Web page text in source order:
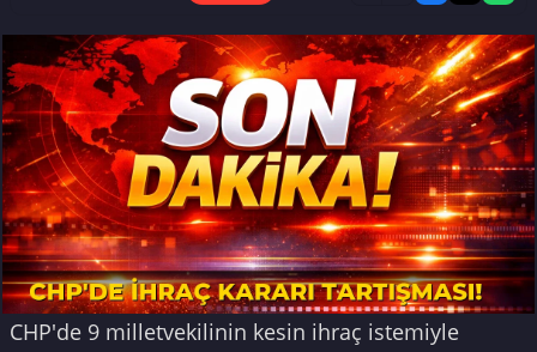
CHP'de 9 milletvekilinin kesin ihraç istemiyle